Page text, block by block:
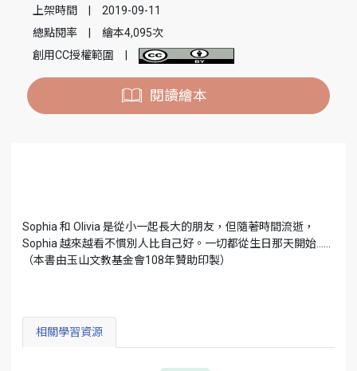
上架時間
2019-09-11
總點閱率
繪本4,095次
創用CC授權範圍
閱讀繪本
Sophia 和 Olivia 是從小一起長大的朋友，但隨著時間流逝，
Sophia 越來越看不慣別人比自己好。一切都從生日那天開始……
（本書由玉山文教基金會108年贊助印製）
相關學習資源